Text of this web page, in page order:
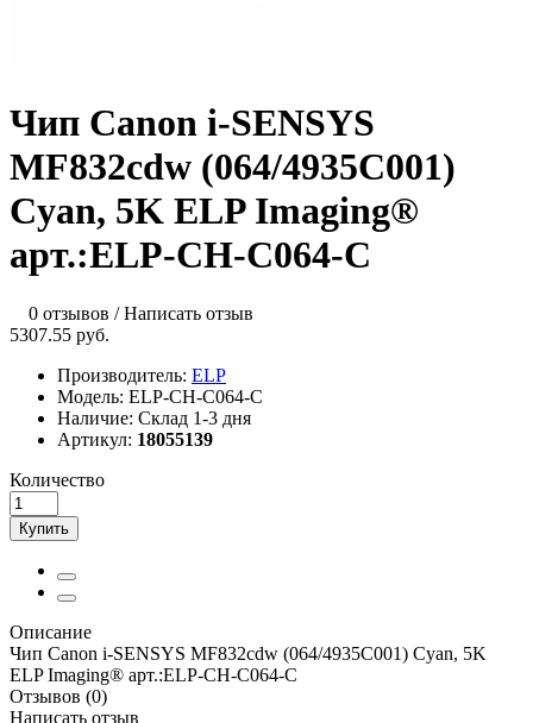
Чип Canon i-SENSYS
MF832cdw (064/4935C001)
Cyan, 5K ELP Imaging®
арт.:ELP-CH-C064-C
0 отзывов /Написать отзыв
5307.55 руб.
Производитель: ELP
Модель: ELP-CH-C064-C
Наличие: Склад 1-3 дня
Артикул: 18055139
Количество
Купить
Описание
Чип Canon i-SENSYS MF832cdw (064/4935C001) Cyan, 5K
ELP Imaging® арт.:ELP-CH-C064-C
Отзывов (0)
Написать отзыв